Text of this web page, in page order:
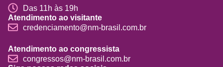
Das 11h às 19h
Atendimento ao visitante
credenciamento@nm-brasil.com.br
Atendimento ao congressista
congressos@nm-brasil.com.br